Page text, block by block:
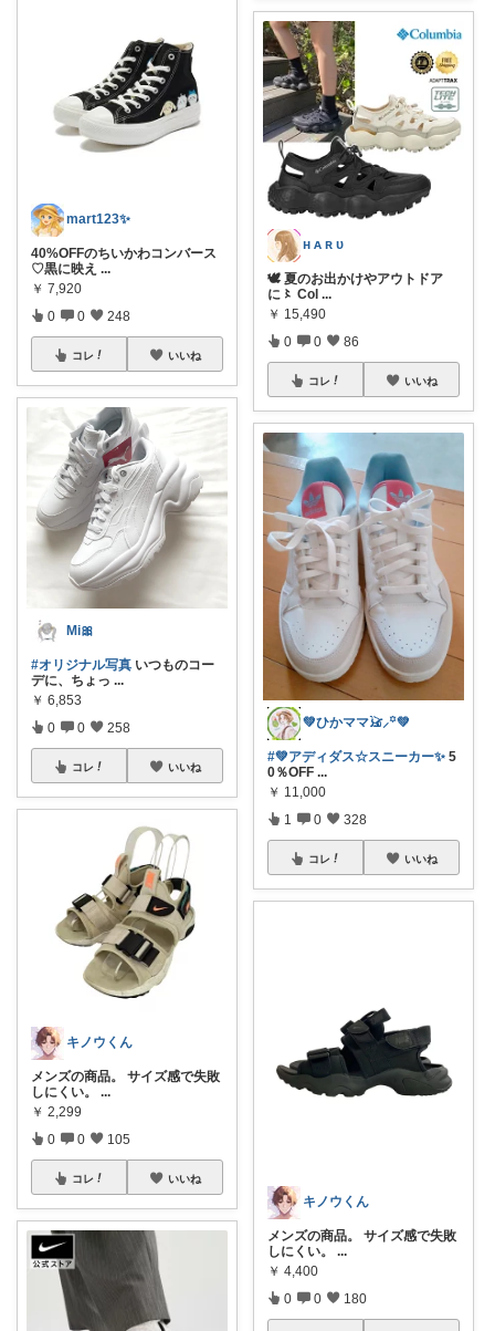
mart123✨
40%OFFのちいかわコンバース
♡黒に映え ...
￥ 7,920
0 0 248
コレ いいね
Mi🎀
#オリジナル写真 いつものコー
デに、ちょっ ...
￥ 6,853
0 0 258
コレ いいね
キノウくん
メンズの商品。 サイズ感で失敗
しにくい。 ...
￥ 2,299
0 0 105
コレ いいね
ʜ ᴀ ʀ ᴜ
🕊️ 夏のお出かけやアウトドア
に〻 Col ...
￥ 15,490
0 0 86
コレ いいね
💚ひかママ𓃠⸝꙳💚
#💚アディダス☆スニーカー✨ 5
0％OFF ...
￥ 11,000
1 0 328
コレ いいね
キノウくん
メンズの商品。 サイズ感で失敗
しにくい。 ...
￥ 4,400
0 0 180